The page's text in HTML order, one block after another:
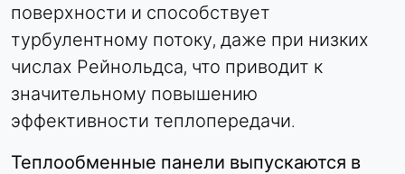
поверхности и способствует
турбулентному потоку, даже при низких
числах Рейнольдса, что приводит к
значительному повышению
эффективности теплопередачи.
Теплообменные панели выпускаются в
Purpose:
Идентификация компании (B2B)
Cookie duration:
Постоянный